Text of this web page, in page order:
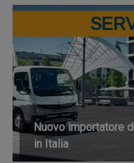
Nuovo importatore
in Italia